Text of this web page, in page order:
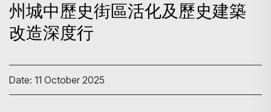
州城中歷史街區活化及歷史建築
改造深度行
Date: 11 October 2025